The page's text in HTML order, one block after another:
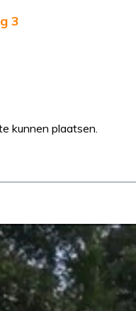
3
kunnen plaatsen.